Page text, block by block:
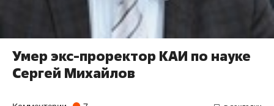
Умер экс-проректор КАИ по науке
Сергей Михайлов